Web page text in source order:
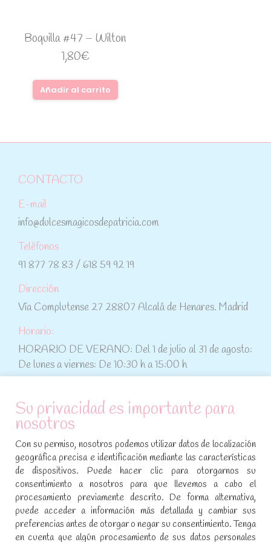
Boquilla #47 – Wilton
1,80€
Añadir al carrito
CONTACTO
E-mail
info@dulcesmagicosdepatricia.com
Teléfonos
91 877 78 83 / 618 59 92 19
Dirección
Vía Complutense 27 28807 Alcalá de Henares. Madrid
Horario:
HORARIO DE VERANO: Del 1 de julio al 31 de agosto:
De lunes a viernes: De 10:30 h a 15:00 h
ATENCIÓN AL CLIENTE
Condiciones de compra
Aviso legal y política de privacidad
Política de cookies
SÍGUENOS EN REDES SOCIALES
Encuéntranos en:
Su privacidad es importante para
nosotros
Con su permiso, nosotros podemos utilizar datos de localización
geográfica precisa e identificación mediante las características
de dispositivos. Puede hacer clic para otorgarnos su
consentimiento a nosotros para que llevemos a cabo el
procesamiento previamente descrito. De forma alternativa,
puede acceder a información más detallada y cambiar sus
preferencias antes de otorgar o negar su consentimiento. Tenga
en cuenta que algún procesamiento de sus datos personales